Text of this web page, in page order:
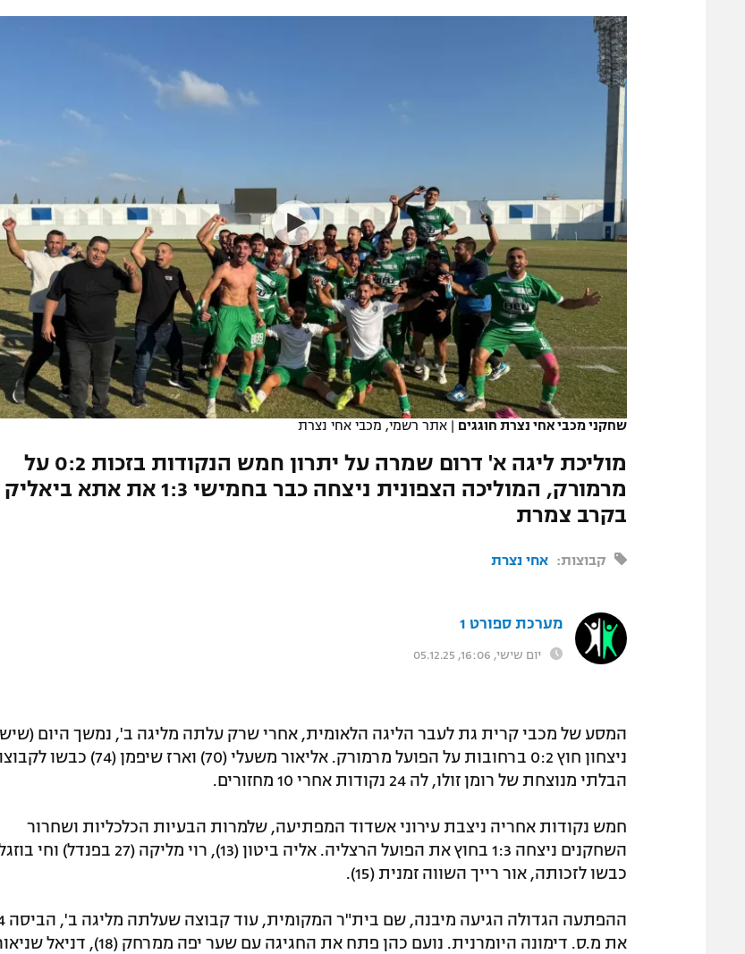
תקנון משתתפים וזוכים בפרסים
תקנון עבור פעילות אלקטרה
תקנון עבור פעילות ספורט 1 – "מרלן"
גיימינג E-Sports
תנאי שימוש
מדיניות פרטיות
תקנון פעילות ספורט 1
רשיון להקרנה פומבית לבית עסק
הצטרפות לחבילת הערוצים
לוח דרושים – ג'ובנט
תגיות
המגזין
הפועל תל אביב
ליגה סינית
ליגות נוספות
שחקני מכבי אחי נצרת חוגגים | אתר רשמי, מכבי אחי נצרת
מוליכת ליגה א' דרום שמרה על יתרון חמש הנקודות בזכות 0:2 על
מרמורק, המוליכה הצפונית ניצחה כבר בחמישי 1:3 את אתא ביאליק
בקרב צמרת
קבוצות: אחי נצרת
מערכת ספורט 1
יום שישי, 16:06, 05.12.25
המסע של מכבי קרית גת לעבר הליגה הלאומית, אחרי שרק עלתה מליגה ב', נמשך היום
ניצחון חוץ 0:2 ברחובות על הפועל מרמורק. אליאור משעלי (70) וארז שיפמן (74)
הבלתי מנוצחת של רומן זולו, לה 24 נקודות אחרי 10 מחזורים.
חמש נקודות אחריה ניצבת עירוני אשדוד המפתיעה, שלמרות הבעיות הכלכליות ושחרור
כבשו לזכותה, אור רייך השווה זמנית (15).
ההפתעה
את מ.ס. דימונה היומרנית. נועם כהן פתח את החגיגה עם שער יפה ממרחק (18), דניאל